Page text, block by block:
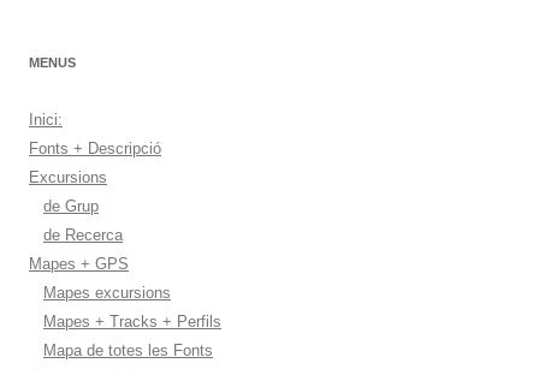
MENUS
Inici:
Fonts + Descripció
Excursions
de Grup
de Recerca
Mapes + GPS
Mapes excursions
Mapes + Tracks + Perfils
Mapa de totes les Fonts